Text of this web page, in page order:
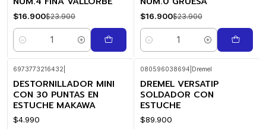
$16.900$23.900
Cantidad
$16.900$23.900
Cantidad
6973773216432
DESTORNILLADOR MINI
CON 30 PUNTAS EN
ESTUCHE MAKAWA
$4.990
080596038694 Dremel
DREMEL VERSATIP
SOLDADOR CON
ESTUCHE
$89.900